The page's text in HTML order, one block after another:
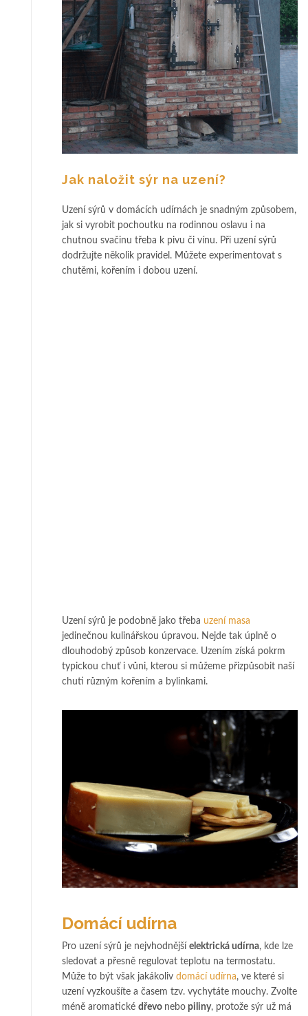
Jak naložit sýr na uzení?
Uzení sýrů v domácích udírnách je snadným způsobem,
jak si vyrobit pochoutku na rodinnou oslavu i na
chutnou svačinu třeba k pivu či vínu. Při uzení sýrů
dodržujte několik pravidel. Můžete experimentovat s
chutěmi, kořením i dobou uzení.
Uzení sýrů je podobně jako třeba uzení masa
jedinečnou kulinářskou úpravou. Nejde tak úplně o
dlouhodobý způsob konzervace. Uzením získá pokrm
typickou chuť i vůni, kterou si můžeme přizpůsobit naší
chuti různým kořením a bylinkami.
Domácí udírna
Pro uzení sýrů je nejvhodnější elektrická udírna, kde lze
sledovat a přesně regulovat teplotu na termostatu.
Může to být však jakákoliv domácí udírna, ve které si
uzení vyzkoušíte a časem tzv. vychytáte mouchy. Zvolte
méně aromatické dřevo nebo piliny, protože sýr už má